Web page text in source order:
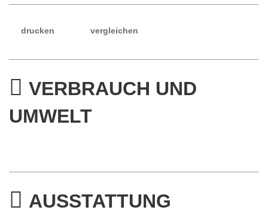
drucken vergleichen
VERBRAUCH UND
UMWELT
AUSSTATTUNG